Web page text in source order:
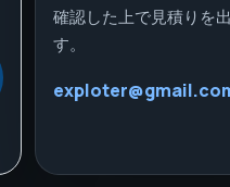
確認した上で見積りを
す。